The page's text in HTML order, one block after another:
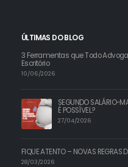
ÚLTIMAS DO BLOG
3 Ferramentas que Todo
Escritório
10/06/2026
SEGUNDO SALÁRIO-
É POSSÍVEL?
27/04/2026
FIQUE ATENTO – NOVAS
28/03/2026